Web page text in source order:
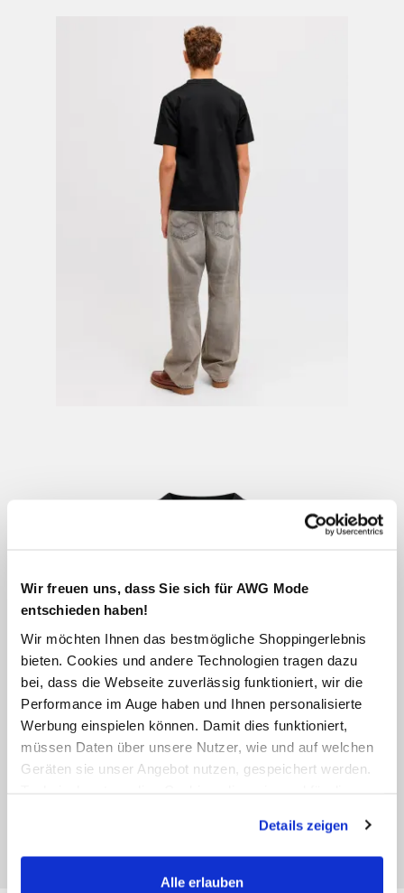
Wir freuen uns, dass Sie sich für AWG Mode
entschieden haben!
Wir möchten Ihnen das bestmögliche Shoppingerlebnis
bieten. Cookies und andere Technologien tragen dazu
bei, dass die Webseite zuverlässig funktioniert, wir die
Performance im Auge haben und Ihnen personalisierte
Werbung einspielen können. Damit dies funktioniert,
müssen Daten über unsere Nutzer, wie und auf welchen
Geräten sie unser Angebot nutzen, gespeichert werden.
werden, werden bei der Nutzung der Webseite auf jeden
Fall gesetzt. Cookies von Drittanbietern für Analyse- oder
Trackingzwecke werden nur dann aktiviert, wenn Sie das
Details zeigen
Alle erlauben